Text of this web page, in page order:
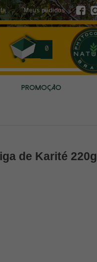
Meus pedidos
0
PROMOÇÃO
de Karité 220g